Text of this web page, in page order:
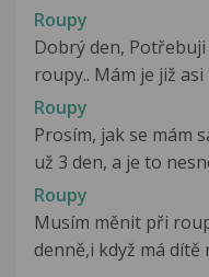
Roupy
Dobrý den, Potřebuji
roupy.. Mám je již asi
Roupy
Prosím, jak se mám
už 3 den, a je to
Roupy
Musím měnit při
denně,i když má dítě